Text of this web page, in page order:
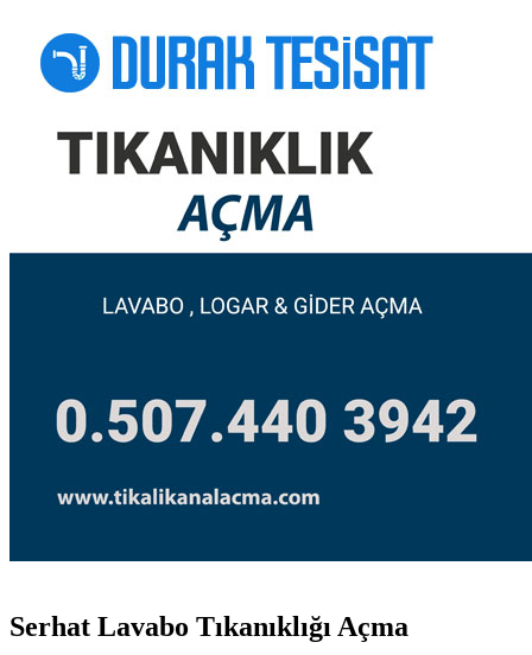
Serhat Lavabo Tıkanıklığı Açma